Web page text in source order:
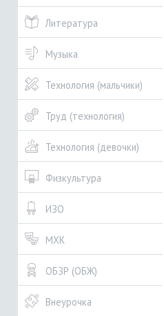
Литература
Музыка
Технология (мальчики)
Труд (технология)
Технология (девочки)
Физкультура
ИЗО
МХК
ОБЗР (ОБЖ)
Внеурочка